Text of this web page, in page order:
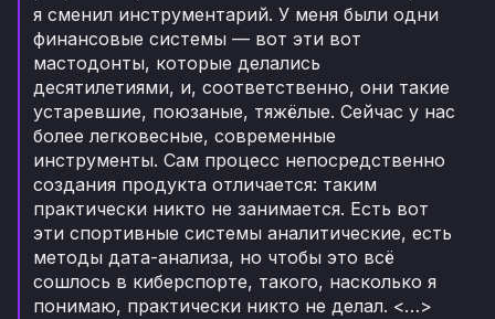
я сменил инструментарий. У меня были одни
финансовые системы — вот эти вот
мастодонты, которые делались
десятилетиями, и, соответственно, они такие
устаревшие, поюзаные, тяжёлые. Сейчас у нас
более легковесные, современные
инструменты. Сам процесс непосредственно
создания продукта отличается: таким
практически никто не занимается. Есть вот
эти спортивные системы аналитические, есть
методы дата-анализа, но чтобы это всё
сошлось в киберспорте, такого, насколько я
понимаю, практически никто не делал. <…>